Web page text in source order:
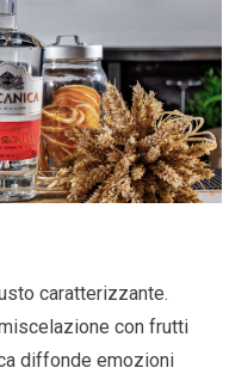
caratterizzante.
con frutti
diffonde emozioni